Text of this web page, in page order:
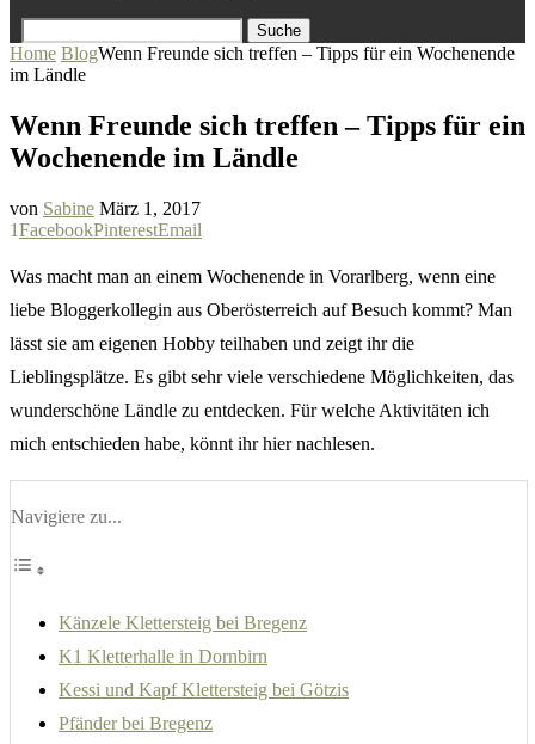
Suche
Home BlogWenn Freunde sich treffen – Tipps für ein Wochenende
im Ländle
Wenn Freunde sich treffen – Tipps für ein
Wochenende im Ländle
von Sabine März 1, 2017
1FacebookPinterestEmail
Was macht man an einem Wochenende in Vorarlberg, wenn eine
liebe Bloggerkollegin aus Oberösterreich auf Besuch kommt? Man
lässt sie am eigenen Hobby teilhaben und zeigt ihr die
Lieblingsplätze. Es gibt sehr viele verschiedene Möglichkeiten, das
wunderschöne Ländle zu entdecken. Für welche Aktivitäten ich
mich entschieden habe, könnt ihr hier nachlesen.
Navigiere zu...
Känzele Klettersteig bei Bregenz
K1 Kletterhalle in Dornbirn
Kessi und Kapf Klettersteig bei Götzis
Pfänder bei Bregenz